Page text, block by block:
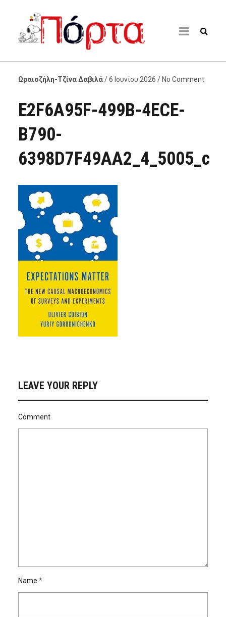
Ωραιοζήλη-Τζίνα Δαβιλά/ 6 Ιουνίου 2026 / No Comment
E2F6A95F-499B-4ECE-
B790-
6398D7F49AA2_4_5005_c
LEAVE YOUR REPLY
Comment
Name *